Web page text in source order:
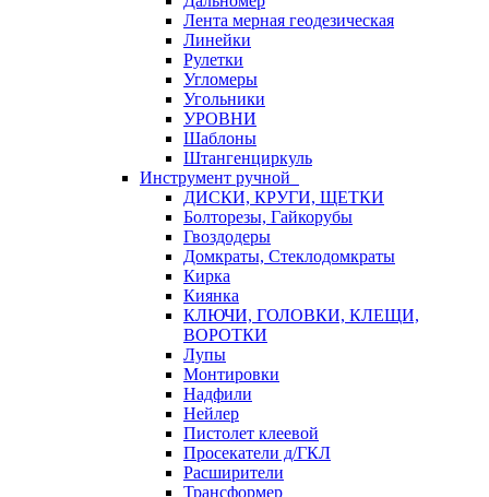
Лента мерная геодезическая
Линейки
Рулетки
Угломеры
Угольники
УРОВНИ
Шаблоны
Штангенциркуль
Инструмент ручной
ДИСКИ, КРУГИ, ЩЕТКИ
Болторезы, Гайкорубы
Гвоздодеры
Домкраты, Стеклодомкраты
Кирка
Киянка
КЛЮЧИ, ГОЛОВКИ, КЛЕЩИ,
ВОРОТКИ
Лупы
Монтировки
Надфили
Нейлер
Пистолет клеевой
Просекатели д/ГКЛ
Расширители
Трансформер